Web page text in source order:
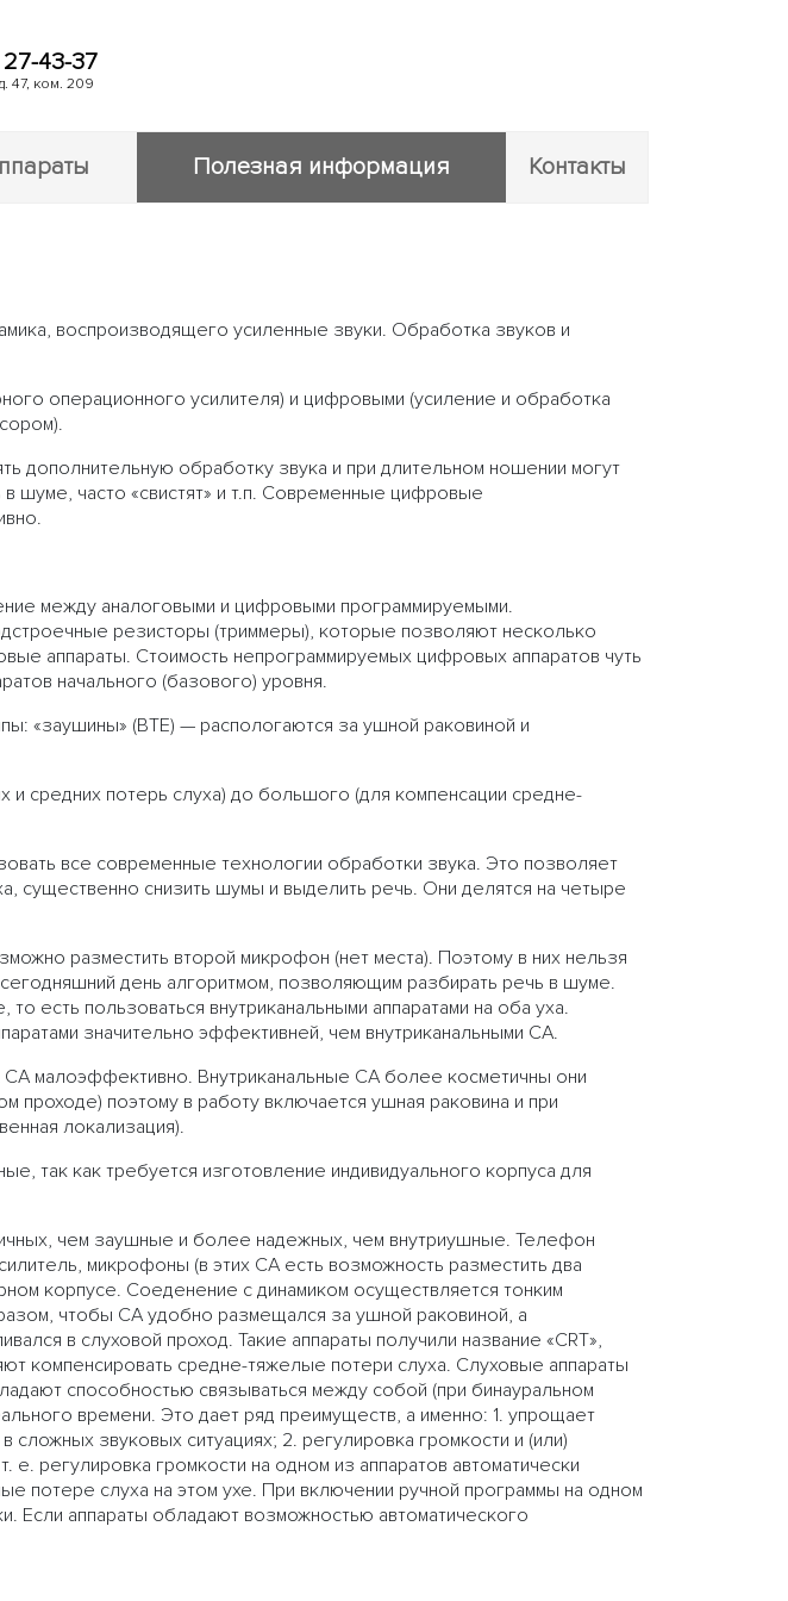
Полезная информация Контакты
27-43-37
47, ком. 209
воспроизводящего усиленные звуки. Обработка звуков и
операционного усилителя) и цифровыми (усиление и обработка
дополнительную обработку звука и при длительном ношении могут
шуме, часто «свистят» и т.п. Современные цифровые
между аналоговыми и цифровыми программируемыми.
резисторы (триммеры), которые позволяют несколько
аппараты. Стоимость непрограммируемых цифровых аппаратов чуть
начального (базового) уровня.
«заушины» (ВТЕ) — распологаются за ушной раковиной и
средних потерь слуха) до большого (для компенсации средне-
все современные технологии обработки звука. Это позволяет
существенно снизить шумы и выделить речь. Они делятся на четыре
разместить второй микрофон (нет места). Поэтому в них нельзя
день алгоритмом, позволяющим разбирать речь в шуме.
есть пользоваться внутриканальными аппаратами на оба уха.
значительно эффективней, чем внутриканальными СА.
малоэффективно. Внутриканальные СА более косметичны они
поэтому в работу включается ушная раковина и при
локализация).
так как требуется изготовление индивидуального корпуса для
чем заушные и более надежных, чем внутриушные. Телефон
микрофоны (в этих СА есть возможность разместить два
корпусе. Соеденение с динамиком осуществляется тонким
чтобы СА удобно размещался за ушной раковиной, а
в слуховой проход. Такие аппараты получили название «CRT»,
компенсировать средне-тяжелые потери слуха. Слуховые аппараты
способностью связываться между собой (при бинауральном
времени. Это дает ряд преимуществ, а именно: 1. упрощает
звуковых ситуациях; 2. регулировка громкости и (или)
регулировка громкости на одном из аппаратов автоматически
потере слуха на этом ухе. При включении ручной программы на одном
Если аппараты обладают возможностью автоматического